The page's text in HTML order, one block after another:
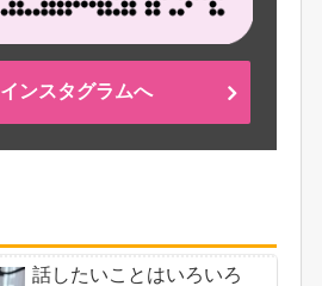
インスタグラムへ
話したいことはいろいろ